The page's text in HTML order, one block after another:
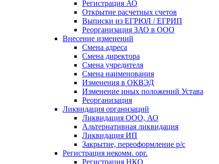
Регистрация АО
Открытие расчетных счетов
Выписки из ЕГРЮЛ / ЕГРИП
Реорганизация ЗАО в ООО
Внесение изменений
Смена адреса
Смена директора
Cмена учредителя
Смена наименования
Изменения в ОКВЭД
Изменение иных положений Устава
Реорганизация
Ликвидация организаций
Ликвидация ООО, АО
Альтернативная ликвидация
Ликвидация ИП
Закрытие, переоформление р/с
Регистрация некомм. орг.
Регистрация НКО